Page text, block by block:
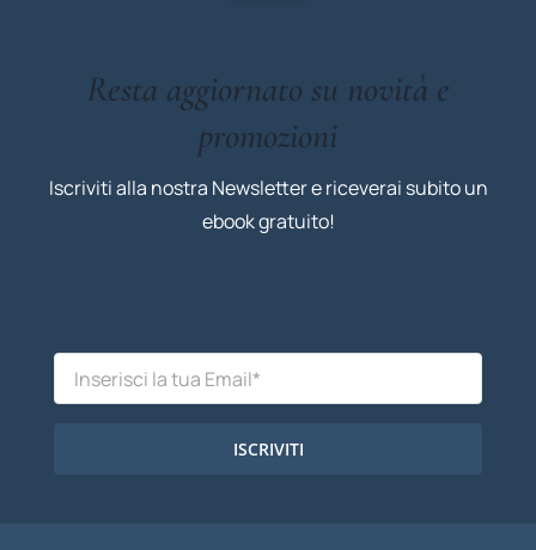
Resta aggiornato su novità e
promozioni
Iscriviti alla nostra Newsletter e riceverai subito un
ebook gratuito!
ISCRIVITI